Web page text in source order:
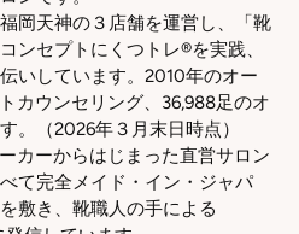
岡天神の３店舗を運営し、「靴
ンセプトにくつトレ®を実践、
いしています。2010年のオー
カウンセリング、36,988足のオ
。（2026年３月末日時点）
カーからはじまった直営サロン
て完全メイド・イン・ジャパ
敷き、靴職人の手による